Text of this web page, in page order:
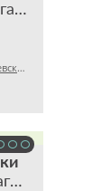
интернет-магазин
Москва, пр. Хорошевский 2-й, 7 стр. 1А
Интернет-магазин